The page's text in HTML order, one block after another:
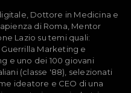
Dottore in Medicina e
di Roma, Mentor
Lazio su temi quali:
Marketing e
e uno dei 100 giovani
(classe '88), selezionati
ideatore e CEO di una